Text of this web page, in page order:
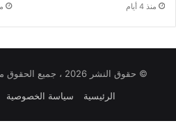
منذ 4 أيام
© حقوق النشر 2026 ، جميع الحقوق محفوظة |
الرئيسية
سياسة الخصوصية